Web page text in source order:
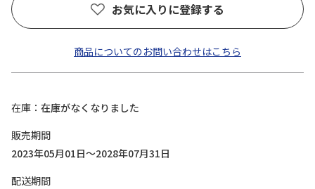
お気に入りに登録する
商品についてのお問い合わせはこちら
在庫
在庫がなくなりました
販売期間
2023年05月01日～2028年07月31日
配送期間